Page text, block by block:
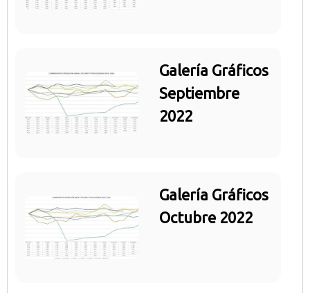
Galería Gráficos
Septiembre
2022
Galería Gráficos
Octubre 2022